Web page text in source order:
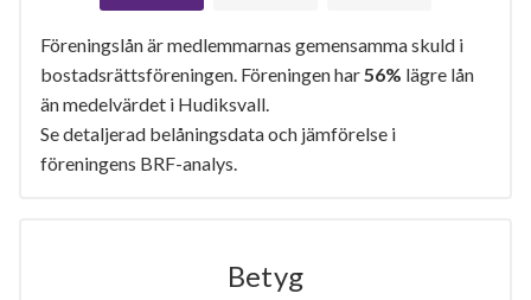
Föreningslån är medlemmarnas gemensamma skuld i
bostadsrättsföreningen. Föreningen har56% lägre lån
än medelvärdet i Hudiksvall.
Se detaljerad belåningsdata och jämförelse i
föreningens BRF-analys.
Betyg